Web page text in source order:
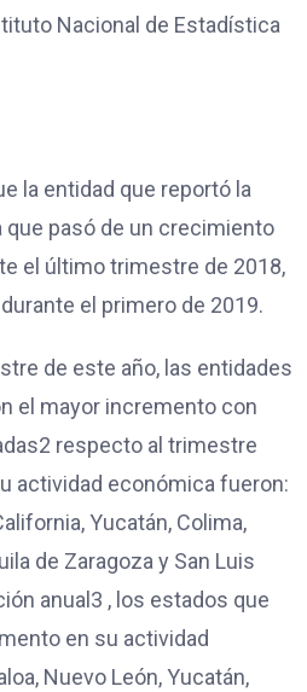
Nacional de Estadística
la entidad que reportó la
que pasó de un crecimiento
el último trimestre de 2018,
el primero de 2019.
de este año, las entidades
el mayor incremento con
respecto al trimestre
actividad económica fueron:
Yucatán, Colima,
de Zaragoza y San Luis
anual3 , los estados que
en su actividad
Nuevo León, Yucatán,